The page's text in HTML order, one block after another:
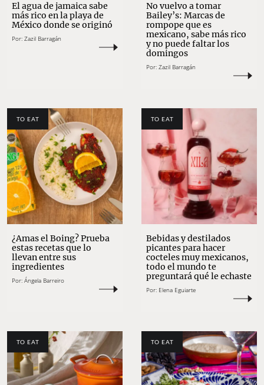
El agua de jamaica sabe
más rico en la playa de
México donde se originó
Por: Zazil Barragán
No vuelvo a tomar
Bailey’s: Marcas de
rompope que es
mexicano, sabe más rico
y no puede faltar los
domingos
Por: Zazil Barragán
TO EAT
¿Amas el Boing? Prueba
estas recetas que lo
llevan entre sus
ingredientes
Por: Ángela Barreiro
TO EAT
Bebidas y destilados
picantes para hacer
cocteles muy mexicanos,
todo el mundo te
preguntará qué le echaste
Por: Elena Eguiarte
TO EAT TO EAT